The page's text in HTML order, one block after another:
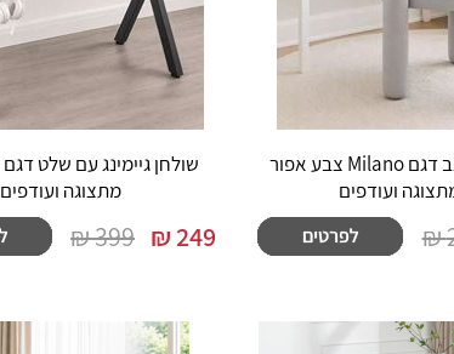
כסא בד מעוצב דגם Milano צבע אפור
ועודפים
מתצוגה ועודפים
249
₪
399 ₪